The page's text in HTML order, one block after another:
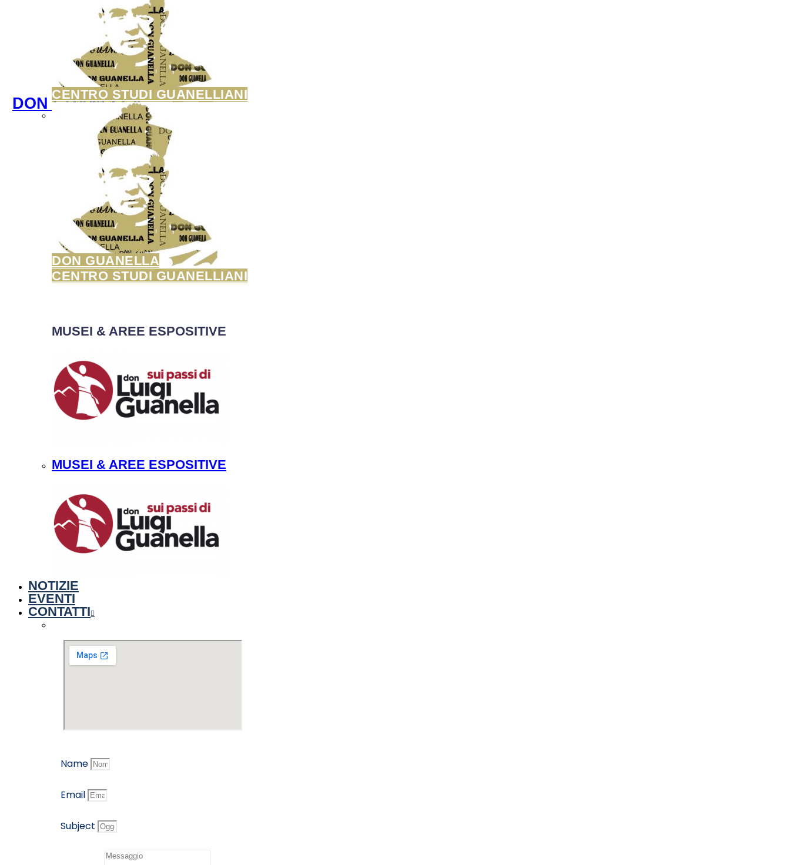
DON GUANELLA
CENTRO STUDI GUANELLIANI
DON GUANELLA
CENTRO STUDI GUANELLIANI
MUSEI & AREE ESPOSITIVE
MUSEI & AREE ESPOSITIVE
NOTIZIE
EVENTI
CONTATTI
Name
Email
Subject